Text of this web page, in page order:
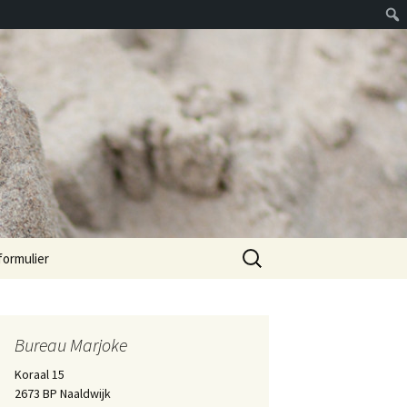
Zoeken
naar:
Bureau Marjoke
Koraal 15
2673 BP Naaldwijk